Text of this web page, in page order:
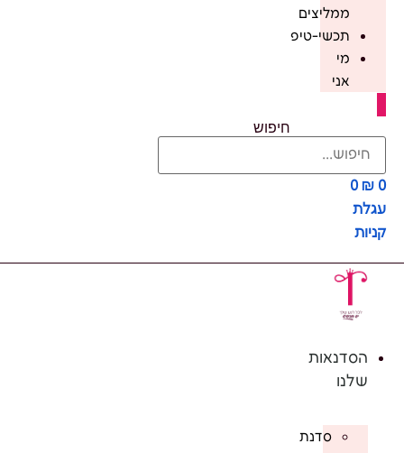
ממליצים
תכשי-טיפ
מי
אני
חיפוש
₪ 0
0
עגלת
קניות
הסדנאות
שלנו
סדנת